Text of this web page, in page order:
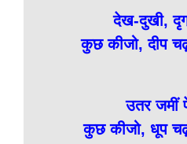
देख-दुखी,
कुछ कीजो, दीप
उतर
कुछ कीजो, धूप